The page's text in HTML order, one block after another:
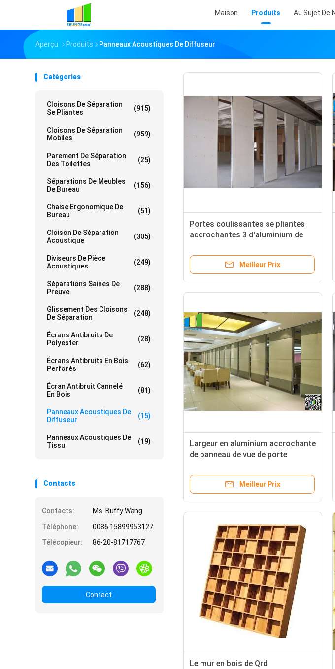
Maison Produits Au Sujet De
Aperçu Produits Panneaux Acoustiques De Diffuseur
Catégories
Cloisons De Séparation
Se Pliantes
(915)
Cloisons De Séparation
Mobiles
(959)
Parement De Séparation
Des Toilettes
(25)
Séparations De Meubles
De Bureau
(156)
Chaise Ergonomique De
Bureau
(51)
Cloison De Séparation
Acoustique
(305)
Diviseurs De Pièce
Acoustiques
(249)
Séparations Saines De
Preuve
(288)
Glissement Des Cloisons
De Séparation
(248)
Écrans Antibruits De
Polyester
(28)
Écrans Antibruits En Bois
Perforés
(62)
Écran Antibruit Cannelé
En Bois
(81)
Panneaux Acoustiques De
Diffuseur
(15)
Panneaux Acoustiques De
Tissu
(19)
Contacts
Contacts:
Ms. Buffy Wang
Téléphone:
0086 15899953127
Télécopieur:
86-20-81717767
Contact
Portes coulissantes se pliantes
accrochantes 3 d'aluminium de
de luxe 1/4 pouces
Meilleur Prix
Largeur en aluminium accrochante
de panneau de vue de porte
millimètres
Meilleur Prix
Le mur en bois de Qrd